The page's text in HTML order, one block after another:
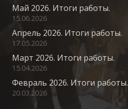
Май 2026. Итоги работы.
15.06.2026
Апрель 2026. Итоги работы.
17.05.2026
Март 2026. Итоги работы.
15.04.2026
Февраль 2026. Итоги работы.
20.03.2026